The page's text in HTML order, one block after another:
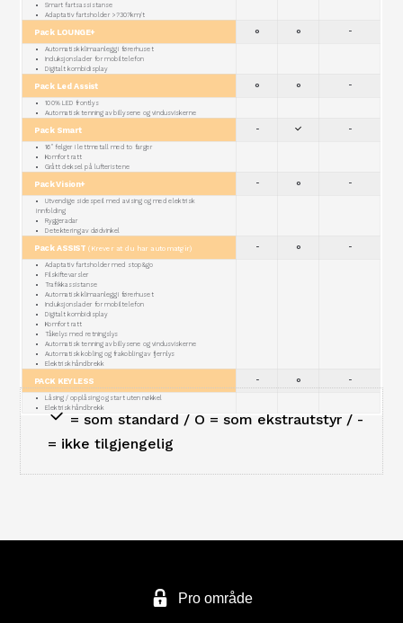
Smart fartsassistanse
Adaptativ fartsholder >?30?km/t
Pack LOUNGE+ o o -
Automatisk klimaanlegg i førerhuset
Induksjonslader for mobiltelefon
Digitalt kombidisplay
Pack Led Assist o o -
100% LED frontlys
Automatisk tenning av billysene og vindusviskerne
Pack Smart - -
16" felger i lettmetall med to farger
Komfort ratt
Grått deksel på lufteristene
Pack Vision+ - o -
Utvendige sidespeil med avising og med elektrisk
innfolding
Ryggeradar
Detektering av dødvinkel
Pack ASSIST (Krever at du har automatgir) - o -
Adaptativ fartsholder med stop&go
Filskiftevarsler
Trafikkassistanse
Automatisk klimaanlegg i førerhuset
Induksjonslader for mobiltelefon
Digitalt kombidisplay
Komfort ratt
Tåkelys med retningslys
Automatisk tenning av billysene og vindusviskerne
Automatisk kobling og frakobling av fjernlys
Elektrisk håndbrekk
PACK KEYLESS - o -
Låsing / opplåsing og start uten nøkkel
Elektrisk håndbrekk
= som standard / O = som ekstrautstyr / -
= ikke tilgjengelig
Pro område